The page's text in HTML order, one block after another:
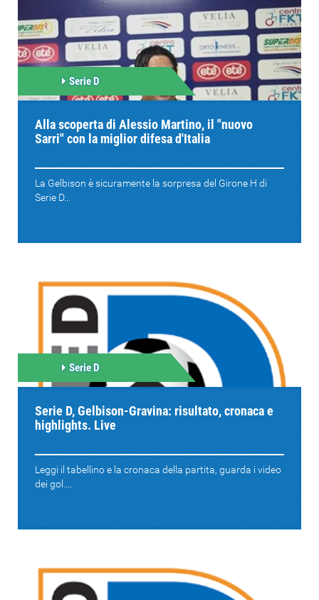
Serie D
Alla scoperta di Alessio Martino, il "nuovo
Sarri" con la miglior difesa d'Italia
La Gelbison è sicuramente la sorpresa del Girone H di
Serie D...
Serie D
Serie D, Gelbison-Gravina: risultato, cronaca e
highlights. Live
Leggi il tabellino e la cronaca della partita, guarda i video
dei gol....